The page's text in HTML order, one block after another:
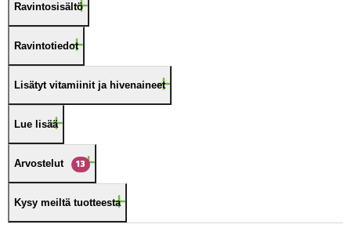
Ravintosisältö
Ravintotiedot
Lisätyt vitamiinit ja hivenaineet
Lue lisää
Arvostelut 13
Kysy meiltä tuotteesta